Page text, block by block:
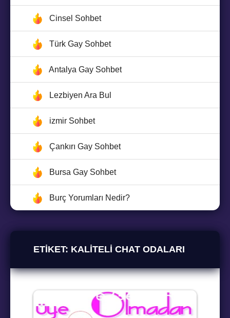
Cinsel Sohbet
Türk Gay Sohbet
Antalya Gay Sohbet
Lezbiyen Ara Bul
izmir Sohbet
Çankırı Gay Sohbet
Bursa Gay Sohbet
Burç Yorumları Nedir?
ETIKET: KALITELI CHAT ODALARI